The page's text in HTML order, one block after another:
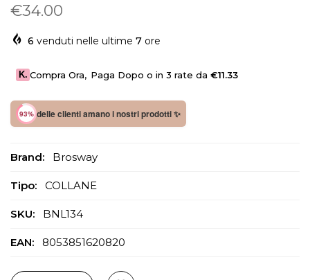
€34.00
6 venduti nelle ultime 7 ore
K. Compra Ora, Paga Dopo o in 3 rate da €11.33
93% delle clienti amano i nostri prodotti ✨
Brand: Brosway
Tipo: COLLANE
SKU: BNL134
EAN: 8053851620820